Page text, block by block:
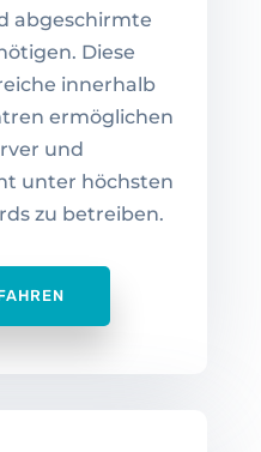
abgeschirmte
Diese
innerhalb
ermöglichen
und
unter höchsten
zu betreiben.